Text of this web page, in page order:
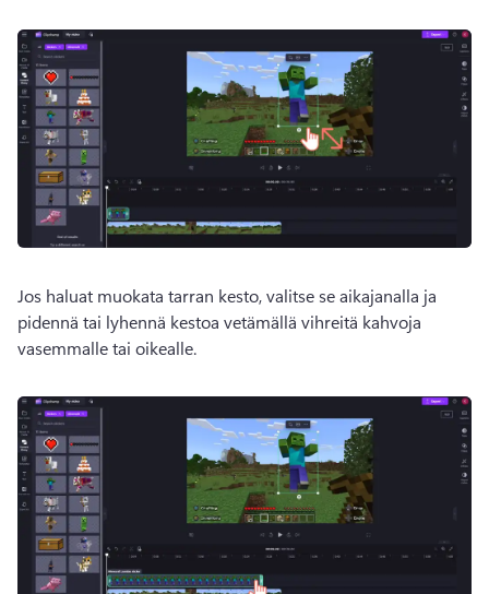
Jos haluat muokata tarran kesto, valitse se aikajanalla ja
pidennä tai lyhennä kestoa vetämällä vihreitä kahvoja
vasemmalle tai oikealle.